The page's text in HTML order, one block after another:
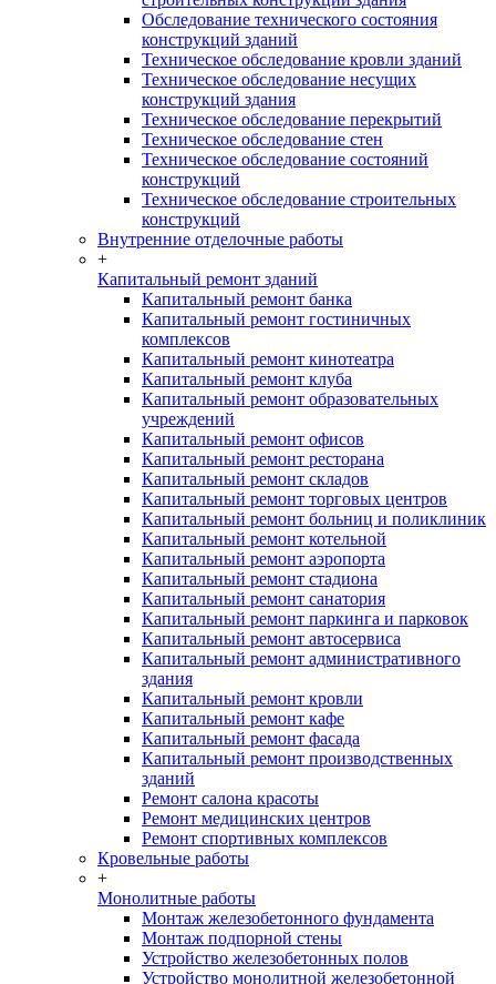
Обследование технического состояния
конструкций зданий
Техническое обследование кровли зданий
Техническое обследование несущих
конструкций здания
Техническое обследование перекрытий
Техническое обследование стен
Техническое обследование состояний
конструкций
Техническое обследование строительных
конструкций
Внутренние отделочные работы
+
Капитальный ремонт зданий
Капитальный ремонт банка
Капитальный ремонт гостиничных
комплексов
Капитальный ремонт кинотеатра
Капитальный ремонт клуба
Капитальный ремонт образовательных
учреждений
Капитальный ремонт офисов
Капитальный ремонт ресторана
Капитальный ремонт складов
Капитальный ремонт торговых центров
Капитальный ремонт больниц и поликлиник
Капитальный ремонт котельной
Капитальный ремонт аэропорта
Капитальный ремонт стадиона
Капитальный ремонт санатория
Капитальный ремонт паркинга и парковок
Капитальный ремонт автосервиса
Капитальный ремонт административного
здания
Капитальный ремонт кровли
Капитальный ремонт кафе
Капитальный ремонт фасада
Капитальный ремонт производственных
зданий
Ремонт салона красоты
Ремонт медицинских центров
Ремонт спортивных комплексов
Кровельные работы
+
Монолитные работы
Монтаж железобетонного фундамента
Монтаж подпорной стены
Устройство железобетонных полов
Устройство монолитной железобетонной